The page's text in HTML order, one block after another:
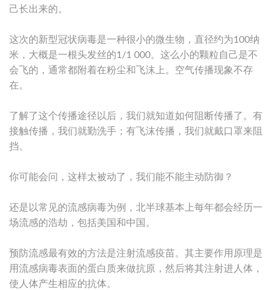
己长出来的。
这次的新型冠状病毒是一种很小的微生物，直径约为100纳
米，大概是一根头发丝的1/1 000。这么小的颗粒自己是不
会飞的，通常都附着在粉尘和飞沫上。空气传播现象不存
在。
了解了这个传播途径以后，我们就知道如何阻断传播了。有
接触传播，我们就勤洗手；有飞沫传播，我们就戴口罩来阻
挡。
你可能会问，这样太被动了，我们能不能主动防御？
还是以常见的流感病毒为例，北半球基本上每年都会经历一
场流感的浩劫，包括美国和中国。
预防流感最有效的方法是注射流感疫苗。其主要作用原理是
用流感病毒表面的蛋白质来做抗原，然后将其注射进人体，
使人体产生相应的抗体。